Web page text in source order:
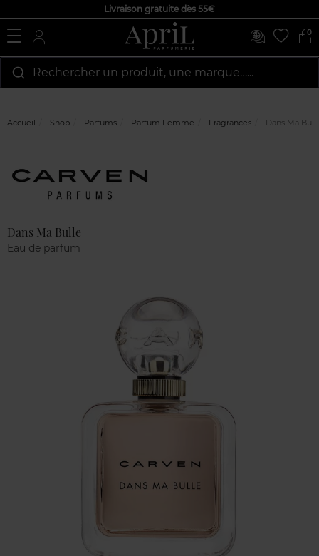
Livraison gratuite dès 55€
0
Rechercher un produit, une marque…...
Accueil Shop Parfums Parfum Femme Fragrances Dans Ma
Dans Ma Bulle
Eau de parfum